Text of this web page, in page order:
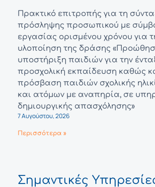
Πρακτικό επιτροπής για τη
πρόσληψης προσωπικού με
εργασίας ορισμένου χρόνου για
υλοποίηση της δράσης
υποστήριξη παιδιών για την
προσχολική εκπαίδευση καθώς
πρόσβαση παιδιών σχολικής
και ατόμων με αναπηρία, σε
δημιουργικής απασχόλησης»
7 Αυγούστου, 2026
Περισσότερα »
Σημαντικές